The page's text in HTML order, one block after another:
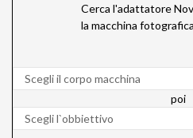
Cerca l'adattatore
la macchina
poi